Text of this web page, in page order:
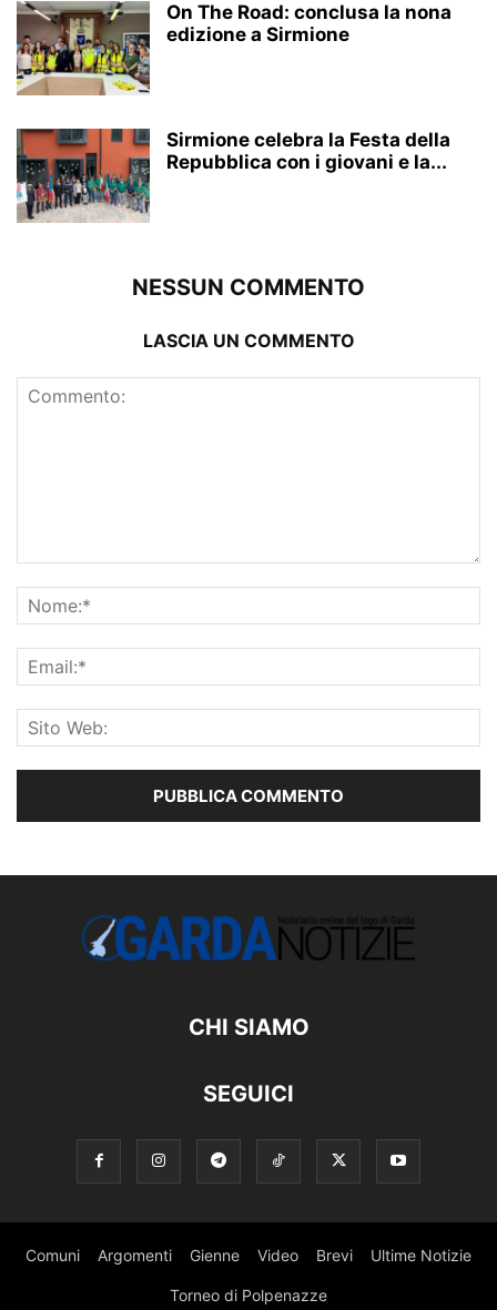
On The Road: conclusa la nona
edizione a Sirmione
Sirmione celebra la Festa della
Repubblica con i giovani e la...
NESSUN COMMENTO
LASCIA UN COMMENTO
CHI SIAMO
SEGUICI
Comuni Argomenti Gienne Video Brevi Ultime Notizie
Torneo di Polpenazze